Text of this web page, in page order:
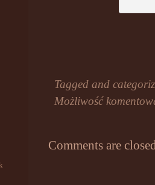
Tagged and
Możliwość
Comments are